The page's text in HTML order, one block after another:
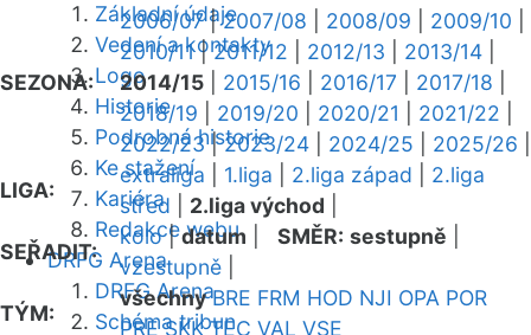
Základní údaje
Vedení a kontakty
Logo
Historie
Podrobná historie
Ke stažení
Kariéra
Redakce webu
DRFG Arena
DRFG Arena
Schéma tribun
SEZONA:
2006/07|2007/08 2008/09 2009/10
2010/11|2011/12 2012/13 2013/14
2014/15
2015/16 2016/17 2017/18
2018/19
2019/20 2020/21 2021/22
2022/23|2023/24 2024/25 2025/26
LIGA:
extraliga 1.liga 2.liga západ
2.liga
střed
2.liga východ
SEŘADIT:
kolo|datum SMĚR: sestupně
vzestupně
TÝM:
všechny BRE FRM HOD NJI OPA POR
PRE SKK TEC VAL VSE